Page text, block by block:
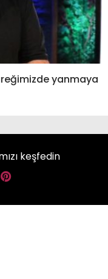
yanmaya
keşfedin